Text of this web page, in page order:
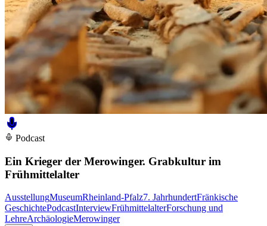
Podcast
Ein Krieger der Merowinger. Grabkultur im
Frühmittelalter
AusstellungMuseumRheinland-Pfalz7. JahrhundertFränkische
GeschichtePodcastInterviewFrühmittelalterForschung und
LehreArchäologieMerowinger